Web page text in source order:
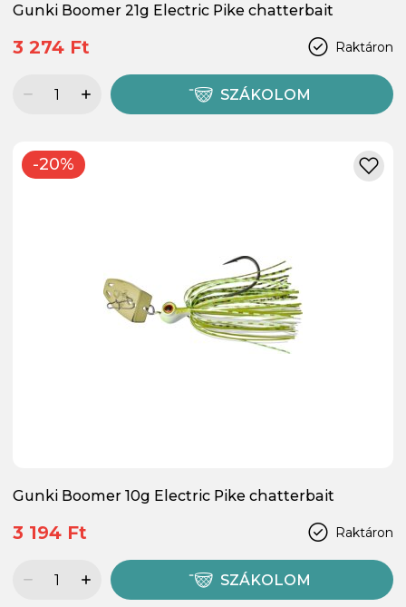
Gunki Boomer 21g Electric Pike chatterbait
Raktáron
3 274 Ft
SZÁKOLOM
-20%
Gunki Boomer 10g Electric Pike chatterbait
Raktáron
3 194 Ft
SZÁKOLOM